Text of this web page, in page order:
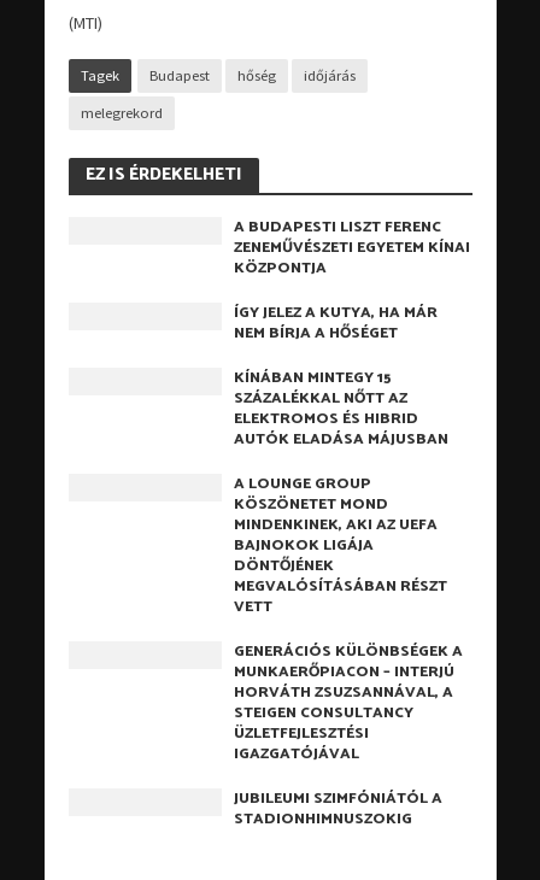
(MTI)
Tagek Budapest hőség időjárás
melegrekord
EZ IS ÉRDEKELHETI
A BUDAPESTI LISZT FERENC
ZENEMŰVÉSZETI EGYETEM KÍNAI
KÖZPONTJA
ÍGY JELEZ A KUTYA, HA MÁR
NEM BÍRJA A HŐSÉGET
KÍNÁBAN MINTEGY 15
SZÁZALÉKKAL NŐTT AZ
ELEKTROMOS ÉS HIBRID
AUTÓK ELADÁSA MÁJUSBAN
A LOUNGE GROUP
KÖSZÖNETET MOND
MINDENKINEK, AKI AZ UEFA
BAJNOKOK LIGÁJA
DÖNTŐJÉNEK
MEGVALÓSÍTÁSÁBAN RÉSZT
VETT
GENERÁCIÓS KÜLÖNBSÉGEK A
MUNKAERŐPIACON – INTERJÚ
HORVÁTH ZSUZSANNÁVAL, A
STEIGEN CONSULTANCY
ÜZLETFEJLESZTÉSI
IGAZGATÓJÁVAL
JUBILEUMI SZIMFÓNIÁTÓL A
STADIONHIMNUSZOKIG